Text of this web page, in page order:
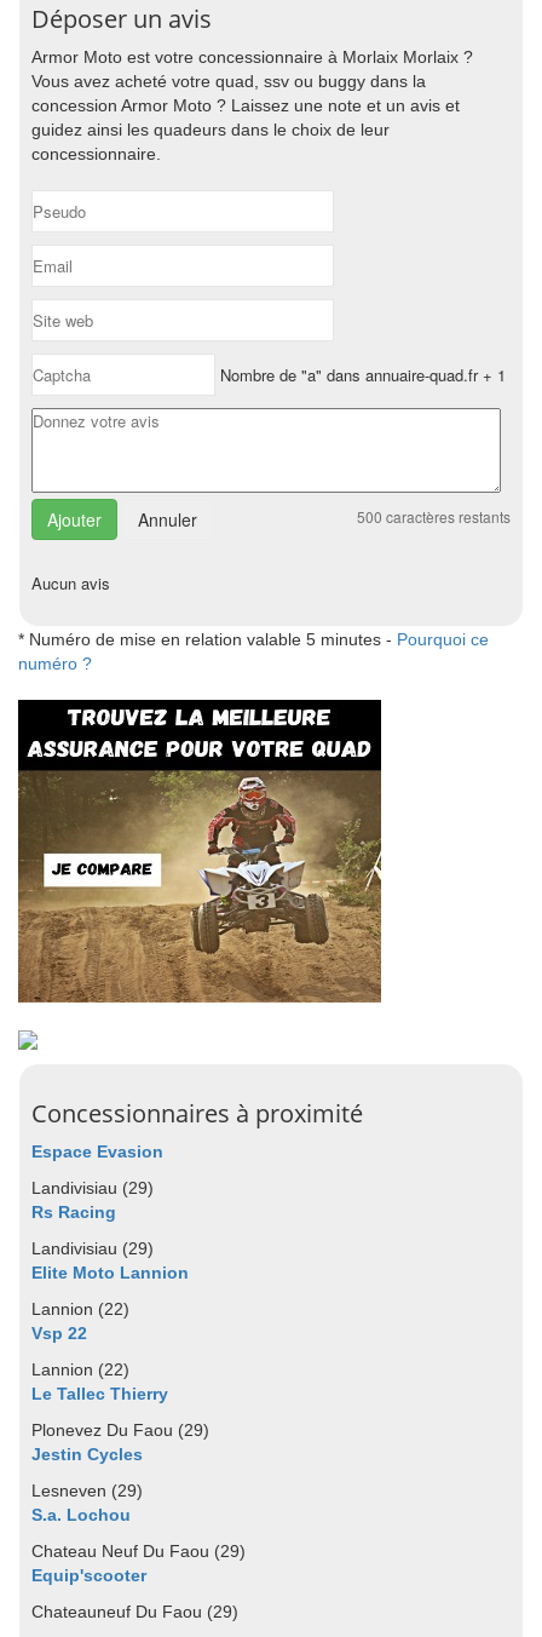
Déposer un avis
Armor Moto est votre concessionnaire à Morlaix Morlaix ?
Vous avez acheté votre quad, ssv ou buggy dans la
concession Armor Moto ? Laissez une note et un avis et
guidez ainsi les quadeurs dans le choix de leur
concessionnaire.
Nombre de "a" dans annuaire-quad.fr + 1
Annuler 500 caractères restants
Aucun avis
* Numéro de mise en relation valable 5 minutes - Pourquoi ce
numéro ?
Concessionnaires à proximité
Espace Evasion
Landivisiau (29)
Rs Racing
Landivisiau (29)
Elite Moto Lannion
Lannion (22)
Vsp 22
Lannion (22)
Le Tallec Thierry
Plonevez Du Faou (29)
Jestin Cycles
Lesneven (29)
S.a. Lochou
Chateau Neuf Du Faou (29)
Equip'scooter
Chateauneuf Du Faou (29)